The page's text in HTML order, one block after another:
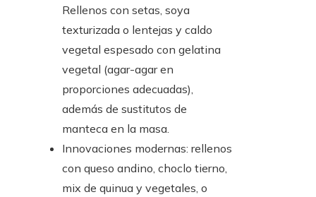
Rellenos con setas, soya
texturizada o lentejas y caldo
vegetal espesado con gelatina
vegetal (agar-agar en
proporciones adecuadas),
además de sustitutos de
manteca en la masa.
Innovaciones modernas: rellenos
con queso andino, choclo tierno,
mix de quinua y vegetales, o